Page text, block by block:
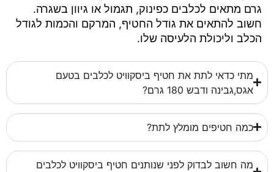
גרם מתאים לכלבים כפינוק, תגמול או גיוון בשגרה.
חשוב להתאים את גודל החטיף, המרקם והכמות לגודל
הכלב וליכולת הלעיסה שלו.
מתי כדאי לתת את חטיף ביסקוויט לכלבים בטעם
אגס,גבינה ודבש 180 גרם?
כמה חטיפים מומלץ לתת?
מה חשוב לבדוק לפני שנותנים חטיף ביסקוויט לכלבים